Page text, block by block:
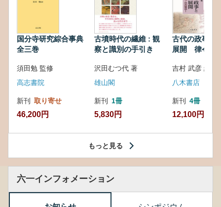
国分寺研究綜合事典
全三巻
須田勉 監修
高志書院
新刊 取り寄せ
46,200円
古墳時代の繊維 : 観
察と識別の手引き
沢田むつ代 著
雄山閣
新刊 1冊
5,830円
古代の政事と
展開 律令・
吉村 武彦 編集
八木書店
新刊 4冊
12,100円
もっと見る
六一インフォメーション